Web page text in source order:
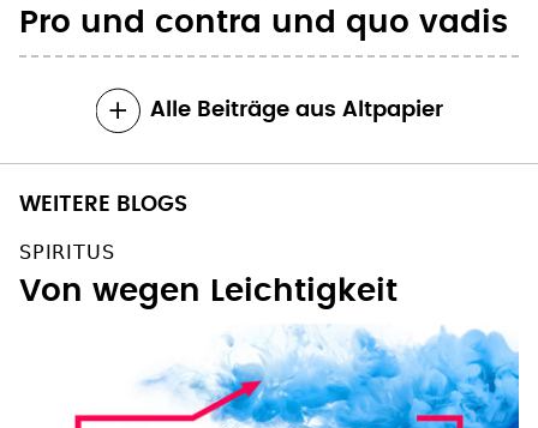
Pro und contra und quo vadis
Alle Beiträge aus Altpapier
WEITERE BLOGS
SPIRITUS
Von wegen Leichtigkeit